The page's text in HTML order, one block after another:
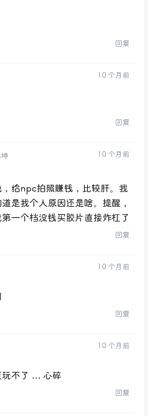
回复
10 个月前
回复
10 个月前
给npc拍照赚钱，比较肝。我
是我个人原因还是啥。提醒，
一个档没钱买胶片直接炸杠了
回复
10 个月前
回复
10 个月前
玩不了 … 心碎
回复